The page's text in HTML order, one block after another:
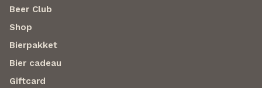
Beer Club
Shop
Bierpakket
Bier cadeau
Giftcard